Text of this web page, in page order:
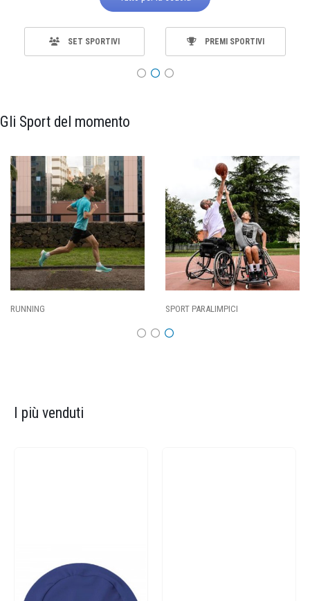
SET SPORTIVI PREMI SPORTIVI
Gli Sport del momento
SPORT PARALIMPICI
I più venduti